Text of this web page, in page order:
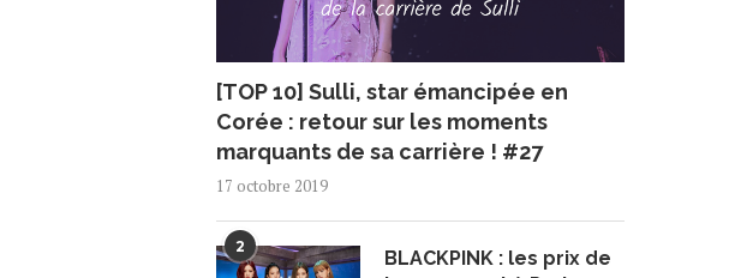
[TOP 10] Sulli, star émancipée en
Corée : retour sur les moments
marquants de sa carrière ! #27
17 octobre 2019
2
BLACKPINK : les prix de